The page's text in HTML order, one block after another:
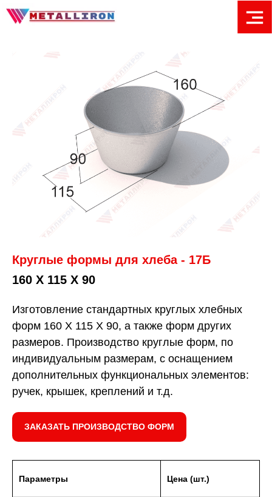
Круглые формы для хлеба - 17Б
160 Х 115 Х 90
Изготовление стандартных круглых хлебных
форм 160 Х 115 Х 90, а также форм других
размеров. Производство круглые форм, по
индивидуальным размерам, с оснащением
дополнительных функциональных элементов:
ручек, крышек, креплений и т.д.
ЗАКАЗАТЬ ПРОИЗВОДСТВО ФОРМ
Параметры Цена (шт.)